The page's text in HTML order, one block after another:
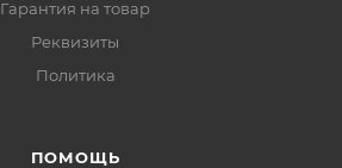
Гарантия на товар
Реквизиты
Политика
ПОМОЩЬ